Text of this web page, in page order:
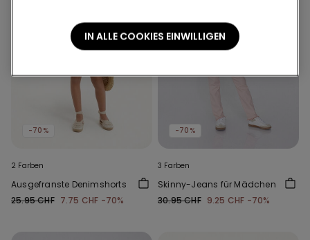
-70%
2 Farben
Ausgefranste Denimshorts
25.95 CHF 7.75 CHF -70%
-70%
3 Farben
Skinny-Jeans für Mädchen
30.95 CHF 9.25 CHF -70%
IN ALLE COOKIES EINWILLIGEN